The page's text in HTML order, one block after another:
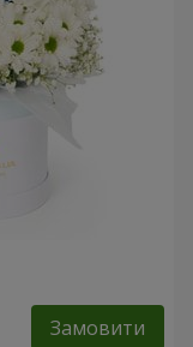
Замовити